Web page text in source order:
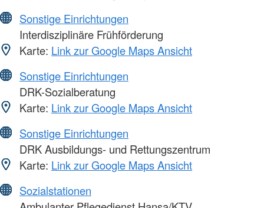
Sonstige Einrichtungen
Interdisziplinäre Frühförderung
Karte: Link zur Google Maps Ansicht
Sonstige Einrichtungen
DRK-Sozialberatung
Karte: Link zur Google Maps Ansicht
Sonstige Einrichtungen
DRK Ausbildungs- und Rettungszentrum
Karte: Link zur Google Maps Ansicht
Sozialstationen